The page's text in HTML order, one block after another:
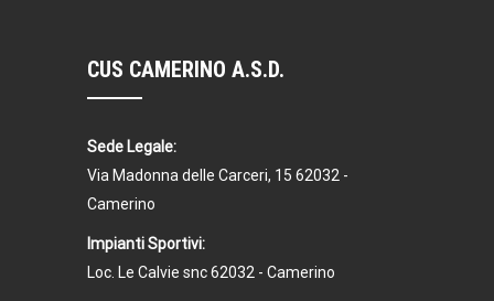
CUS CAMERINO A.S.D.
Sede Legale:
Via Madonna delle Carceri, 15 62032 -
Camerino
Impianti Sportivi:
Loc. Le Calvie snc 62032 - Camerino